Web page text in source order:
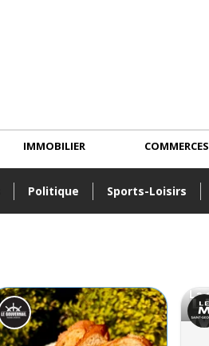
Politique Sports-Loisirs
IMMOBILIER COMMERCES